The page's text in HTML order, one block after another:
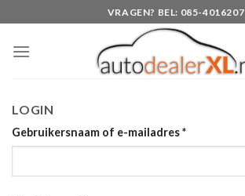
to
content
VRAGEN? BEL: 085-4016207
LOGIN
Gebruikersnaam of e-mailadres*